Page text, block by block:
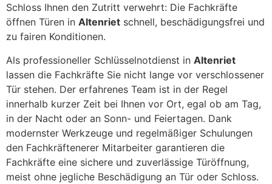
Schloss Ihnen den Zutritt verwehrt: Die Fachkräfte
öffnen Türen in Altenriet schnell, beschädigungsfrei und
zu fairen Konditionen.
Als professioneller Schlüsselnotdienst in Altenriet
lassen die Fachkräfte Sie nicht lange vor verschlossener
Tür stehen. Der erfahrenes Team ist in der Regel
innerhalb kurzer Zeit bei Ihnen vor Ort, egal ob am Tag,
in der Nacht oder an Sonn- und Feiertagen. Dank
modernster Werkzeuge und regelmäßiger Schulungen
den Fachkräftenerer Mitarbeiter garantieren die
Fachkräfte eine sichere und zuverlässige Türöffnung,
meist ohne jegliche Beschädigung an Tür oder Schloss.